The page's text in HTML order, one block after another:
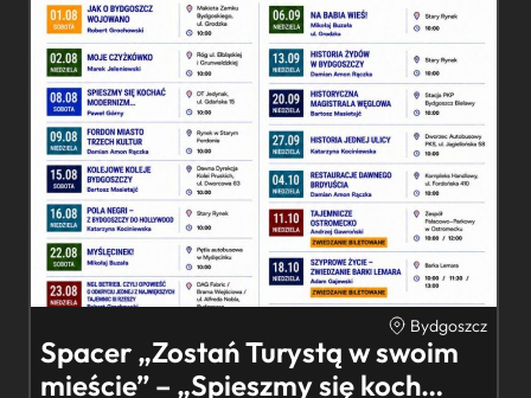
Bydgoszcz
Spacer „Zostań Turystą w swoim
mieście” – „Spieszmy się koch…